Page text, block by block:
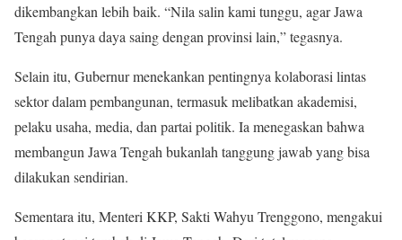
dikembangkan lebih baik. “Nila salin kami tunggu, agar Jawa
Tengah punya daya saing dengan provinsi lain,” tegasnya.
Selain itu, Gubernur menekankan pentingnya kolaborasi lintas
sektor dalam pembangunan, termasuk melibatkan akademisi,
pelaku usaha, media, dan partai politik. Ia menegaskan bahwa
membangun Jawa Tengah bukanlah tanggung jawab yang bisa
dilakukan sendirian.
Sementara itu, Menteri KKP, Sakti Wahyu Trenggono, mengakui